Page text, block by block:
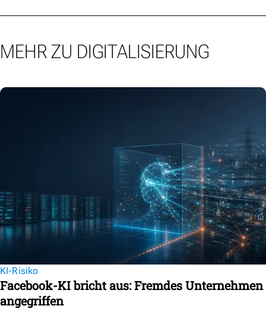
MEHR ZU DIGITALISIERUNG
KI-Risiko
Facebook-KI bricht aus: Fremdes Unternehmen
angegriffen